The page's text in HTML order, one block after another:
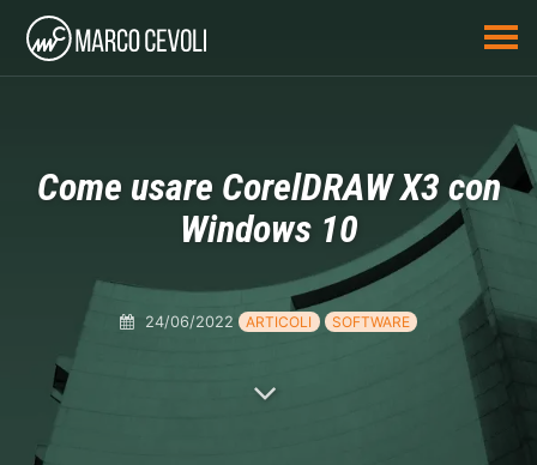
Come usare CorelDRAW X3 con
Windows 10
24/06/2022 ARTICOLI SOFTWARE